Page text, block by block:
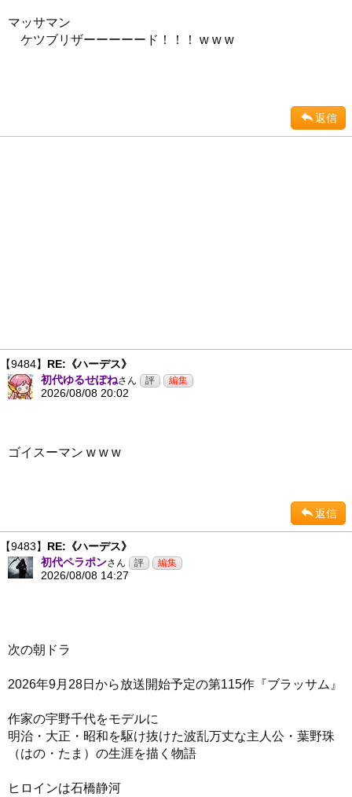
マッサマン
ケツブリザーーーーード！！！ w w w
返信
【9484】 RE:《ハーデス》
初代ゆるせぽねさん
2026/08/08 20:02
ゴイスーマン w w w
返信
【9483】 RE:《ハーデス》
初代ペラポンさん
2026/08/08 14:27
次の朝ドラ
2026年9月28日から放送開始予定の第115作『ブラッサム』
作家の宇野千代をモデルに
明治・大正・昭和を駆け抜けた波乱万丈な主人公・葉野珠
（はの・たま）の生涯を描く物語
ヒロインは石橋静河